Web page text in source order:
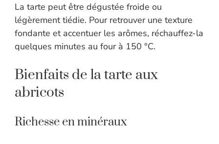
La tarte peut être dégustée froide ou
légèrement tiédie. Pour retrouver une texture
fondante et accentuer les arômes, réchauffez-la
quelques minutes au four à 150 °C.
Bienfaits de la tarte aux
abricots
Richesse en minéraux